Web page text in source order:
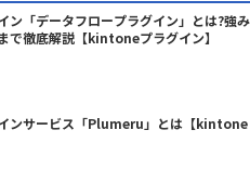
「データフロープラグイン」とは?強み
で徹底解説【kintoneプラグイン】
ンサービス「Plumeru」とは【kintone